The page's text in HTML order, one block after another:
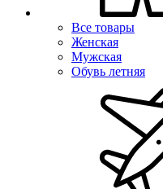
Все товары
Женская
Мужская
Обувь летняя